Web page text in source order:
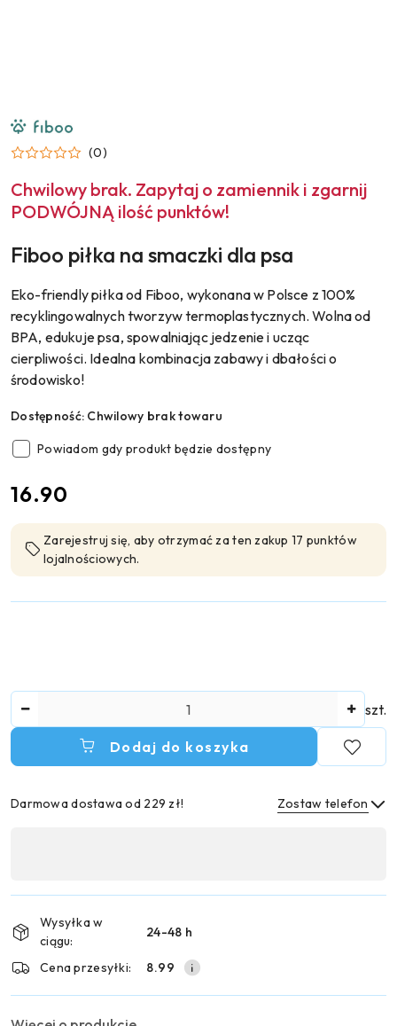
NAZWA
PRODUCENTA:
FIBOO
(0)
Chwilowy brak. Zapytaj o zamiennik i zgarnij
PODWÓJNĄ ilość punktów!
Fiboo piłka na smaczki dla psa
Eko-friendly piłka od Fiboo, wykonana w Polsce z 100%
recyklingowalnych tworzyw termoplastycznych. Wolna od
BPA, edukuje psa, spowalniając jedzenie i ucząc
cierpliwości. Idealna kombinacja zabawy i dbałości o
środowisko!
Dostępność: Chwilowy brak towaru
Powiadom gdy produkt będzie dostępny
cena:
16.90
Zarejestruj się, aby otrzymać za ten zakup 17 punktów
lojalnościowych.
szt.
Dodaj do koszyka
Darmowa dostawa od 229 zł! Zostaw telefon
płatność
dostawa
Wysyłka w
ciągu:
24-48 h
Cena przesyłki: 8.99